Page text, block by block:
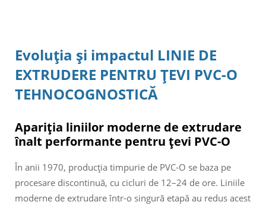
Evoluţia şi impactul LINIE DE
EXTRUDERE PENTRU ŢEVI PVC-O
TEHNOCOGNOSTICĂ
Apariția liniilor moderne de extrudare
înalt performante pentru țevi PVC-O
În anii 1970, producția timpurie de PVC-O se baza pe
procesare discontinuă, cu cicluri de 12–24 de ore. Liniile
moderne de extrudare într-o singură etapă au redus acest